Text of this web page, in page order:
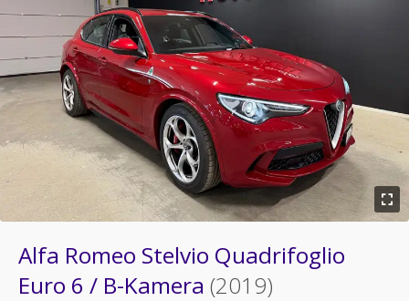
Alfa Romeo Stelvio Quadrifoglio
Euro 6 / B-Kamera (2019)